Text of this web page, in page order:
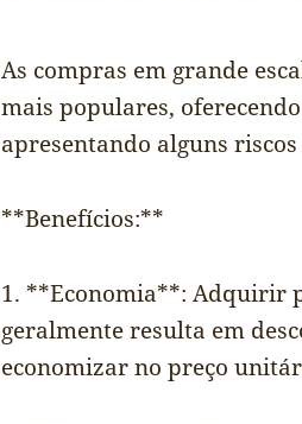
As compras em grande
mais populares,
apresentando alguns
**Benefícios:**
1. **Economia**: Adquirir
geralmente resulta em
economizar no preço